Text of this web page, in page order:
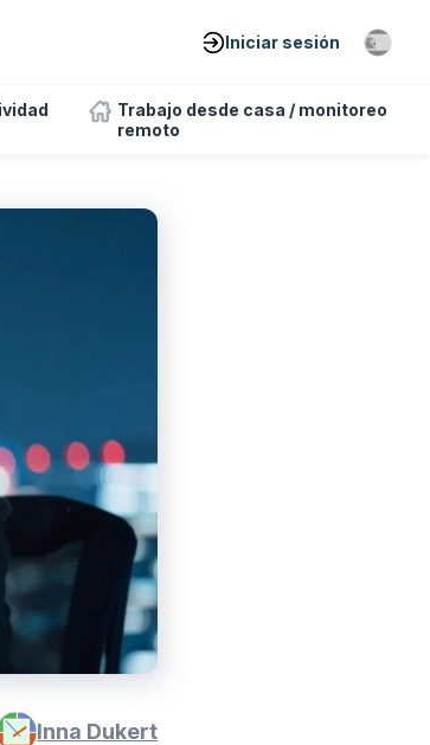
Iniciar sesión
Trabajo desde casa / monitoreo
remoto
Inna Dukert